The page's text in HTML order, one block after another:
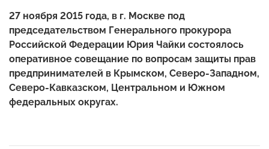
27 ноября 2015 года, в г. Москве под
председательством Генерального прокурора
Российской Федерации Юрия Чайки состоялось
оперативное совещание по вопросам защиты прав
предпринимателей в Крымском, Северо-Западном,
Северо-Кавказском, Центральном и Южном
федеральных округах.